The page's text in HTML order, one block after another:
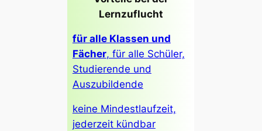
Lernzuflucht
für alle Klassen und
Fächer, für alle Schüler,
Studierende und
Auszubildende
keine Mindestlaufzeit,
jederzeit kündbar